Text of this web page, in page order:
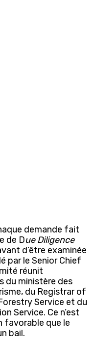
demande fait
de Due Diligence
d’être examinée
par le Senior Chief
réunit
du ministère des
du Registrar of
Service et du
Service. Ce n’est
favorable que le
bail.